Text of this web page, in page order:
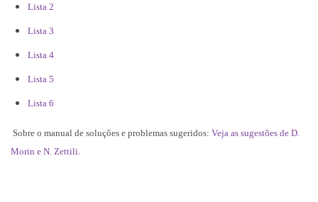
Lista 2
Lista 3
Lista 4
Lista 5
Lista 6
Sobre o manual de soluções e problemas sugeridos: Veja as sugestões de D.
Morin e N. Zettili.